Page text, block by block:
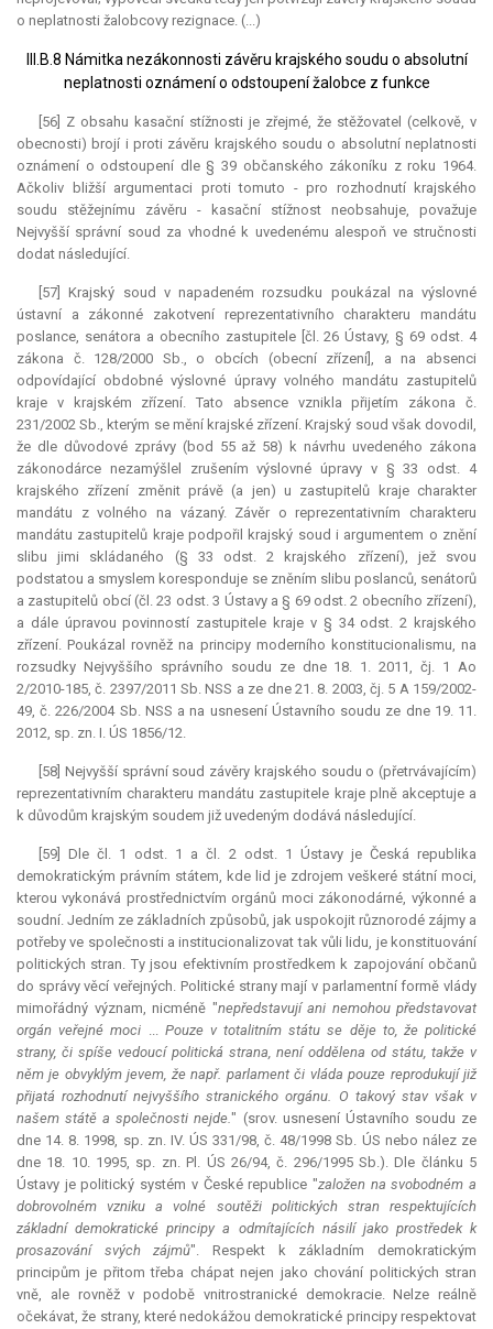
o neplatnosti žalobcovy rezignace. (...)
III.B.8 Námitka nezákonnosti závěru krajského soudu o absolutní
neplatnosti oznámení o odstoupení žalobce z funkce
[56] Z obsahu kasační stížnosti je zřejmé, že stěžovatel (celkově, v
obecnosti) brojí i proti závěru krajského soudu o absolutní neplatnosti
oznámení o odstoupení dle § 39 občanského zákoníku z roku 1964.
Ačkoliv bližší argumentaci proti tomuto - pro rozhodnutí krajského
soudu stěžejnímu závěru - kasační stížnost neobsahuje, považuje
Nejvyšší správní soud za vhodné k uvedenému alespoň ve stručnosti
dodat následující.
[57] Krajský soud v napadeném rozsudku poukázal na výslovné
ústavní a zákonné zakotvení reprezentativního charakteru mandátu
poslance, senátora a obecního zastupitele [čl. 26 Ústavy, § 69 odst. 4
zákona č. 128/2000 Sb., o obcích (obecní zřízení], a na absenci
odpovídající obdobné výslovné úpravy volného mandátu zastupitelů
kraje v krajském zřízení. Tato absence vznikla přijetím zákona č.
231/2002 Sb., kterým se mění krajské zřízení. Krajský soud však dovodil,
že dle důvodové zprávy (bod 55 až 58) k návrhu uvedeného zákona
zákonodárce nezamýšlel zrušením výslovné úpravy v § 33 odst. 4
krajského zřízení změnit právě (a jen) u zastupitelů kraje charakter
mandátu z volného na vázaný. Závěr o reprezentativním charakteru
mandátu zastupitelů kraje podpořil krajský soud i argumentem o znění
slibu jimi skládaného (§ 33 odst. 2 krajského zřízení), jež svou
podstatou a smyslem koresponduje se zněním slibu poslanců, senátorů
a zastupitelů obcí (čl. 23 odst. 3 Ústavy a § 69 odst. 2 obecního zřízení),
a dále úpravou povinností zastupitele kraje v § 34 odst. 2 krajského
zřízení. Poukázal rovněž na principy moderního konstitucionalismu, na
rozsudky Nejvyššího správního soudu ze dne 18. 1. 2011, čj. 1 Ao
2/2010-185, č. 2397/2011 Sb. NSS a ze dne 21. 8. 2003, čj. 5 A 159/2002-
49, č. 226/2004 Sb. NSS a na usnesení Ústavního soudu ze dne 19. 11.
2012, sp. zn. I. ÚS 1856/12.
[58] Nejvyšší správní soud závěry krajského soudu o (přetrvávajícím)
reprezentativním charakteru mandátu zastupitele kraje plně akceptuje a
k důvodům krajským soudem již uvedeným dodává následující.
[59] Dle čl. 1 odst. 1 a čl. 2 odst. 1 Ústavy je Česká republika
demokratickým právním státem, kde lid je zdrojem veškeré státní moci,
kterou vykonává prostřednictvím orgánů moci zákonodárné, výkonné a
soudní. Jedním ze základních způsobů, jak uspokojit různorodé zájmy a
potřeby ve společnosti a institucionalizovat tak vůli lidu, je konstituování
politických stran. Ty jsou efektivním prostředkem k zapojování občanů
do správy věcí veřejných. Politické strany mají v parlamentní formě vlády
mimořádný význam, nicméně "nepředstavují ani nemohou představovat
orgán veřejné moci ... Pouze v totalitním státu se děje to, že politické
strany, či spíše vedoucí politická strana, není oddělena od státu, takže v
něm je obvyklým jevem, že např. parlament či vláda pouze reprodukují již
přijatá rozhodnutí nejvyššího stranického orgánu. O takový stav však v
našem státě a společnosti nejde." (srov. usnesení Ústavního soudu ze
dne 14. 8. 1998, sp. zn. IV. ÚS 331/98, č. 48/1998 Sb. ÚS nebo nález ze
dne 18. 10. 1995, sp. zn. Pl. ÚS 26/94, č. 296/1995 Sb.). Dle článku 5
Ústavy je politický systém v České republice "založen na svobodném a
dobrovolném vzniku a volné soutěži politických stran respektujících
základní demokratické principy a odmítajících násilí jako prostředek k
prosazování svých zájmů". Respekt k základním demokratickým
principům je přitom třeba chápat nejen jako chování politických stran
vně, ale rovněž v podobě vnitrostranické demokracie. Nelze reálně
očekávat, že strany, které nedokážou demokratické principy respektovat